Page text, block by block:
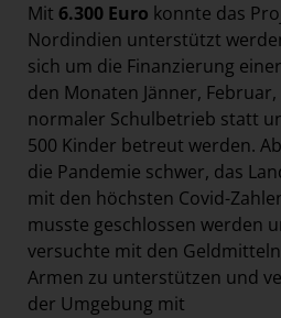
Mit 6.300 Euro konnte das
Nordindien unterstützt
sich um die Finanzierung
den Monaten Jänner,
normaler Schulbetrieb statt
500 Kinder betreut werden.
die Pandemie schwer, das
mit den höchsten Covid-
musste geschlossen werden
versuchte mit den
Armen zu unterstützen und
der Umgebung mit